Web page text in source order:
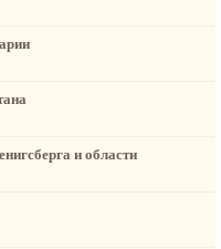
и области